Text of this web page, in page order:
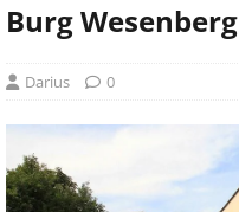
Burg Wesenberg
Darius 0